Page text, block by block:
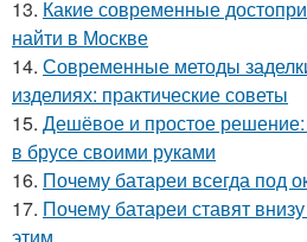
13. Какие современные
найти в Москве
14. Современные методы
изделиях: практические советы
15. Дешёвое и простое решение:
в брусе своими руками
16. Почему батареи всегда под
17. Почему батареи ставят